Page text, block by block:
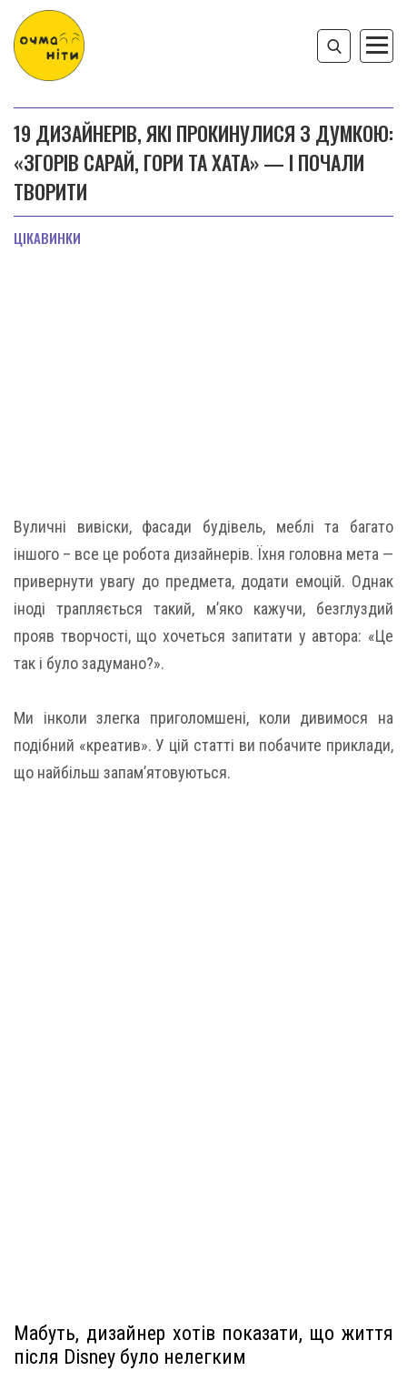
19 ДИЗАЙНЕРІВ, ЯКІ ПРОКИНУЛИСЯ З ДУМКОЮ:
«ЗГОРІВ САРАЙ, ГОРИ ТА ХАТА» — І ПОЧАЛИ
ТВОРИТИ
ЦІКАВИНКИ
Вуличні вивіски, фасади будівель, меблі та багато
іншого – все це робота дизайнерів. Їхня головна мета —
привернути увагу до предмета, додати емоцій. Однак
іноді трапляється такий, м’яко кажучи, безглуздий
прояв творчості, що хочеться запитати у автора: «Це
так і було задумано?».
Ми інколи злегка приголомшені, коли дивимося на
подібний «креатив». У цій статті ви побачите приклади,
що найбільш запам’ятовуються.
Мабуть, дизайнер хотів показати, що життя
після Disney було нелегким